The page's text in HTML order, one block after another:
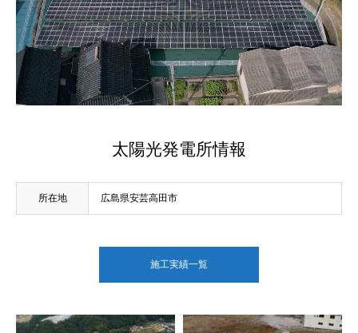
太陽光発電所情報
所在地 広島県安芸高田市
施工実績一覧